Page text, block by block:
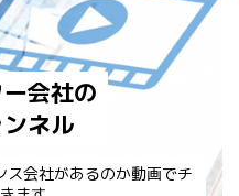
会社の
ネル
ス会社があるのか動画でチ